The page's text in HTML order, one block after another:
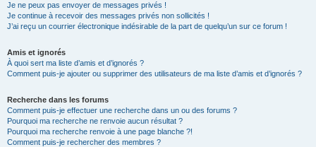
Je ne peux pas envoyer de messages privés !
Je continue à recevoir des messages privés non sollicités !
J’ai reçu un courrier électronique indésirable de la part de quelqu’un sur ce forum !
Amis et ignorés
À quoi sert ma liste d’amis et d’ignorés ?
Comment puis-je ajouter ou supprimer des utilisateurs de ma liste d’amis et d’ignorés ?
Recherche dans les forums
Comment puis-je effectuer une recherche dans un ou des forums ?
Pourquoi ma recherche ne renvoie aucun résultat ?
Pourquoi ma recherche renvoie à une page blanche ?!
Comment puis-je rechercher des membres ?